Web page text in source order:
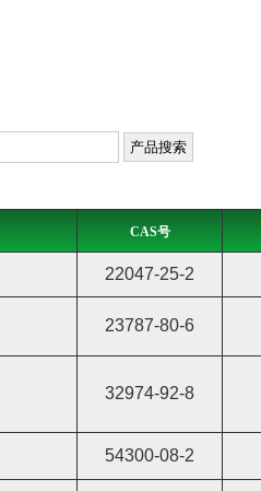
CAS号
22047-25-2
23787-80-6
32974-92-8
54300-08-2